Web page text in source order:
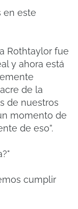
en este
Rothtaylor fue
y ahora está
de la
de nuestros
momento de
de eso”.
cumplir